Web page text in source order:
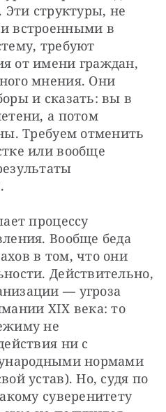
Эти структуры, не
встроенными в
требуют
от имени граждан,
мнения. Они
и сказать: вы в
а потом
Требуем отменить
или вообще
процессу
Вообще беда
в том, что они
Действительно,
— угроза
XIX века: то
не
ни с
нормами
устав). Но, судя по
суверенитету